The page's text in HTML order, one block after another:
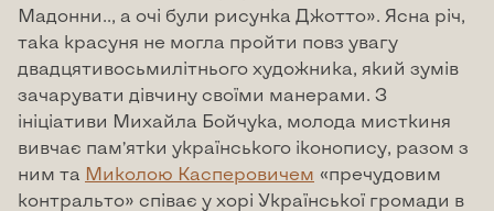
Мадонни.., а очі були рисунка Джотто». Ясна річ,
така красуня не могла пройти повз увагу
двадцятивосьмилітнього художника, який зумів
зачарувати дівчину своїми манерами. З
ініціативи Михайла Бойчука, молода мисткиня
вивчає пам’ятки українського іконопису, разом з
ним та Миколою Касперовичем «пречудовим
контральто» співає у хорі Української громади в